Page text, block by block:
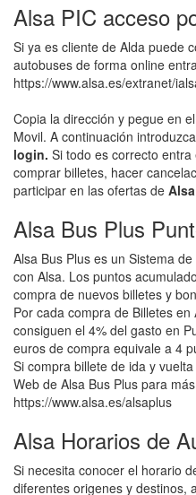
Alsa PIC acceso
Si ya es cliente de Alda puede
autobuses de forma online
https://www.alsa.es/extranet/
Copia la dirección y pegue en
Movil. A continuación
login. Si todo es correcto
comprar billetes, hacer
participar en las ofertas de
Alsa Bus Plus
Alsa Bus Plus es un Sistema
con Alsa. Los puntos
compra de nuevos billetes y
Por cada compra de Billetes
consiguen el 4% del gasto en
euros de compra equivale a 4
Si compra billete de ida y
Web de Alsa Bus Plus para
https://www.alsa.es/alsaplus
Alsa Horarios de
Si necesita conocer el horario
diferentes origenes y destinos,